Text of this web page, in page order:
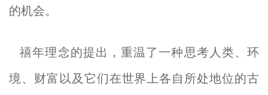
的机会。
禧年理念的提出，重温了一种思考人类、环
境、财富以及它们在世界上各自所处地位的古